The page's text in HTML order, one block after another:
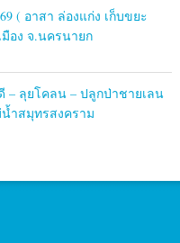
( อาสา ล่องแก่ง เก็บขยะ
อง จ.นครนายก
– ลุยโคลน – ปลูกป่าชายเลน
ำสมุทรสงคราม